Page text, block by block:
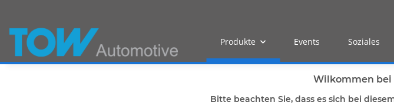
Produkte Events Soziales
Wilkommen bei
Bitte beachten Sie, dass es sich bei